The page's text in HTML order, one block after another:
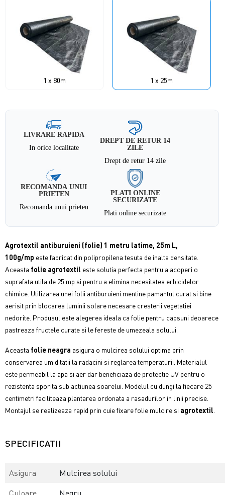
1 x 80m 1 x 25m
LIVRARE RAPIDA
In orice localitate
DREPT DE RETUR 14
ZILE
Drept de retur 14 zile
RECOMANDA UNUI
PRIETEN
Recomanda unui prieten
PLATI ONLINE
SECURIZATE
Plati online securizate
Agrotextil antiburuieni (folie) 1 metru latime, 25m L,
100g/mp este fabricat din polipropilena tesuta de inalta densitate.
Aceasta folie agrotextil este solutia perfecta pentru a acoperi o
suprafata utila de 25 mp si pentru a elimina necesitatea erbicidelor
chimice. Utilizarea unei folii antiburuieni mentine pamantul curat si bine
aerisit prin blocarea luminii solare necesare cresterii vegetatiei
nedorite. Produsul este alegerea ideala ca folie pentru capsuni deoarece
pastreaza fructele curate si le fereste de umezeala solului.
Aceasta folie neagra asigura o mulcirea solului optima prin
conservarea umiditatii la radacini si reglarea temperaturii. Materialul
este permeabil la apa si aer dar beneficiaza de protectie UV pentru o
rezistenta sporita sub actiunea soarelui. Modelul cu dungi la fiecare 25
centimetri faciliteaza plantarea ordonata a rasadurilor in linii precise.
Montajul se realizeaza rapid prin cuie fixare folie mulcire si agrotextil
SPECIFICATII
Asigura
Mulcirea solului